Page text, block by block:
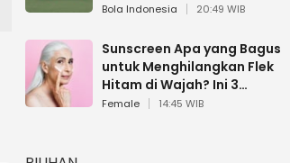
Bola Indonesia 20:49 WIB
Sunscreen Apa yang Bagus
untuk Menghilangkan Flek
Hitam di Wajah? Ini 3
Rekomendasi sesuai Review
Female 14:45 WIB